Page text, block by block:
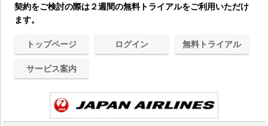
契約をご検討の際は２週間の無料トライアルをご利用いただけ
ます。
トップページ ログイン 無料トライアル
サービス案内